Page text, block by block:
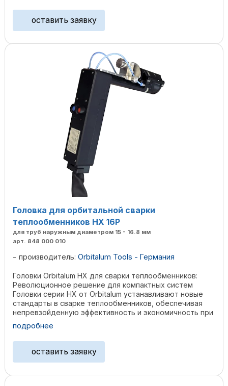
оставить заявку
Головка для орбитальной сварки
теплообменников HX 16P
для труб наружным диаметром 15 - 16.8 мм
арт. 848 000 010
производитель: Orbitalum Tools - Германия
Головки Orbitalum HX для сварки теплообменников:
Революционное решение для компактных систем
Головки серии HX от Orbitalum устанавливают новые
стандарты в сварке теплообменников, обеспечивая
непревзойденную эффективность и экономичность при
подробнее
оставить заявку